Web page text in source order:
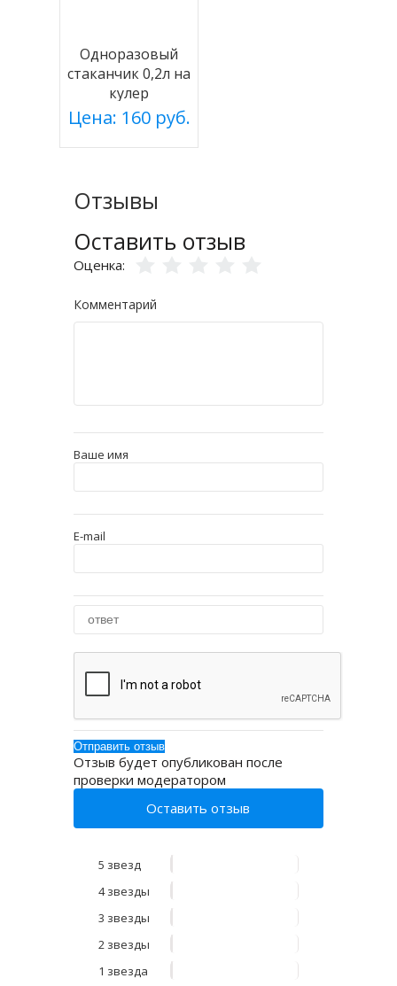
Одноразовый
стаканчик 0,2л на
кулер
Цена: 160 руб.
Отзывы
Оставить отзыв
Оценка:
Комментарий
Ваше имя
E-mail
Отзыв будет опубликован после
проверки модератором
Оставить отзыв
5 звезд
4 звезды
3 звезды
2 звезды
1 звезда